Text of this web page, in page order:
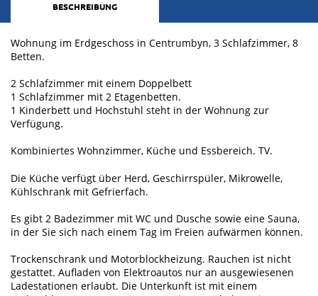
BESCHREIBUNG
Wohnung im Erdgeschoss in Centrumbyn, 3 Schlafzimmer, 8
Betten.
2 Schlafzimmer mit einem Doppelbett
1 Schlafzimmer mit 2 Etagenbetten.
1 Kinderbett und Hochstuhl steht in der Wohnung zur
Verfügung.
Kombiniertes Wohnzimmer, Küche und Essbereich. TV.
Die Küche verfügt über Herd, Geschirrspüler, Mikrowelle,
Kühlschrank mit Gefrierfach.
Es gibt 2 Badezimmer mit WC und Dusche sowie eine Sauna,
in der Sie sich nach einem Tag im Freien aufwärmen können.
Trockenschrank und Motorblockheizung. Rauchen ist nicht
gestattet. Aufladen von Elektroautos nur an ausgewiesenen
Ladestationen erlaubt. Die Unterkunft ist mit einem